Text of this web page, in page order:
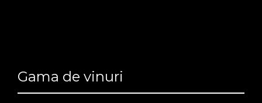
Gama de vinuri